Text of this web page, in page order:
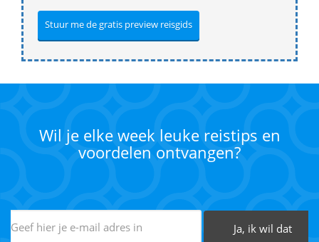
Wil je elke week leuke reistips en
voordelen ontvangen?